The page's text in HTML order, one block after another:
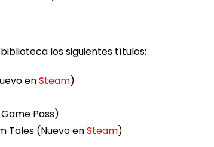
los siguientes títulos:
enSteam)
Game Pass)
Tales (Nuevo enSteam)